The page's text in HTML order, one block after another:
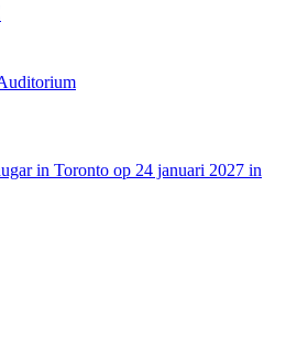
in Toronto op 24 januari 2027 in